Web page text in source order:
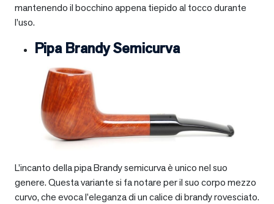
mantenendo il bocchino appena tiepido al tocco durante
l’uso.
Pipa Brandy Semicurva
L’incanto della pipa Brandy semicurva è unico nel suo
genere. Questa variante si fa notare per il suo corpo mezzo
curvo, che evoca l’eleganza di un calice di brandy rovesciato.